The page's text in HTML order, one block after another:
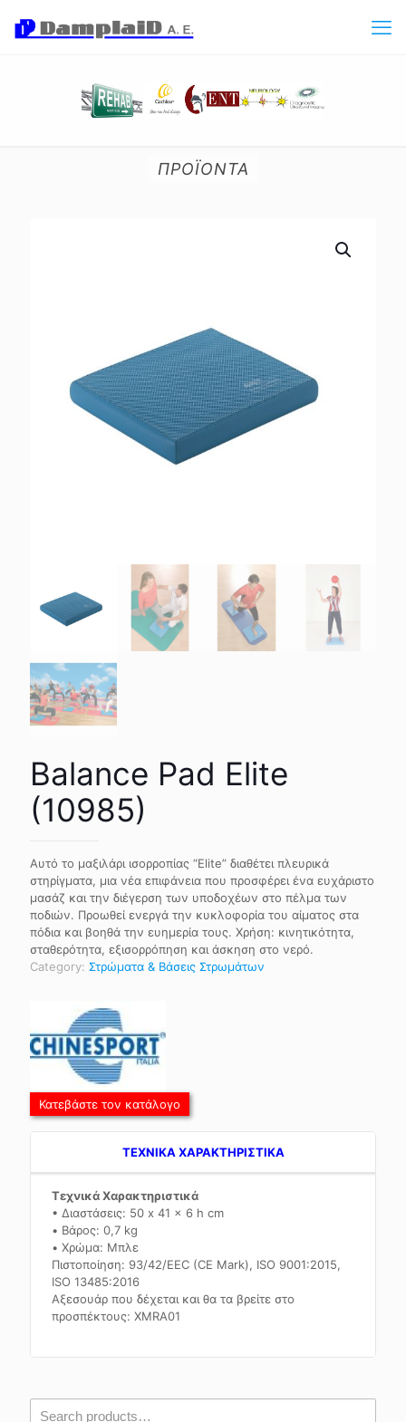
ΠΡΟΪΟΝΤΑ
Balance Pad Elite
(10985)
Αυτό το μαξιλάρι ισορροπίας “Elite” διαθέτει πλευρικά
στηρίγματα, μια νέα επιφάνεια που προσφέρει ένα ευχάριστο
μασάζ και την διέγερση των υποδοχέων στο πέλμα των
ποδιών. Προωθεί ενεργά την κυκλοφορία του αίματος στα
πόδια και βοηθά την ευημερία τους. Χρήση: κινητικότητα,
σταθερότητα, εξισορρόπηση και άσκηση στο νερό.
Category: Στρώματα & Βάσεις Στρωμάτων
Κατεβάστε τον κατάλογο
TEXNIKA ΧΑΡΑΚΤΗΡΙΣΤΙΚΑ
Τεχνικά Χαρακτηριστικά
• Διαστάσεις: 50 x 41 x 6 h cm
• Βάρος: 0,7 kg
• Χρώμα: Μπλε
Πιστοποίηση: 93/42/EEC (CE Mark), ISO 9001:2015,
ISO 13485:2016
Αξεσουάρ που δέχεται και θα τα βρείτε στο
προσπέκτους: XMRA01